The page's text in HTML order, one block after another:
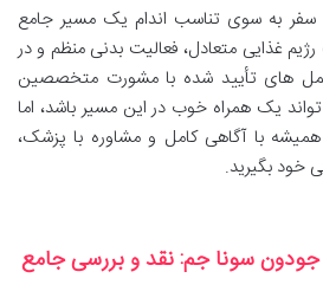
سفر به سوی تناسب اندام یک مسیر جامع
غذایی متعادل، فعالیت بدنی منظم و در
های تأیید شده با مشورت متخصصین
یک همراه خوب در این مسیر باشد، اما
با آگاهی کامل و مشاوره با پزشک،
خود بگیرید.
سونا جم: نقد و بررسی جامع